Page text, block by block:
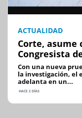
ACTUALIDAD
Corte, asume
Congresista
Con una nueva
la investigación, el
adelanta en un...
HACE 2 DÍAS